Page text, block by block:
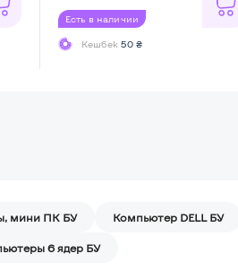
Есть в наличии
Кешбек50 ₴
мини ПК БУ Компьютер DELL БУ
6 ядер БУ